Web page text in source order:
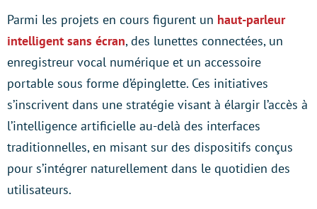
Parmi les projets en cours figurent un haut-parleur
intelligent sans écran, des lunettes connectées, un
enregistreur vocal numérique et un accessoire
portable sous forme d’épinglette. Ces initiatives
s’inscrivent dans une stratégie visant à élargir l’accès à
l’intelligence artificielle au-delà des interfaces
traditionnelles, en misant sur des dispositifs conçus
pour s’intégrer naturellement dans le quotidien des
utilisateurs.